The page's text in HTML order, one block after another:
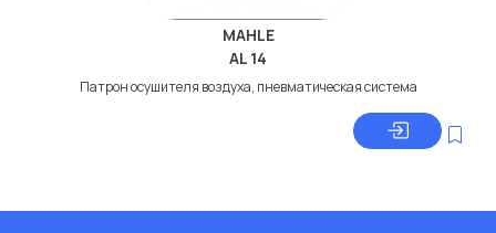
MAHLE
AL 14
Патрон осушителя воздуха, пневматическая система